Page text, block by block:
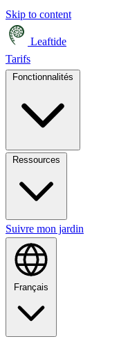
Skip to content
Leaftide
Tarifs
Suivre mon jardin
Français